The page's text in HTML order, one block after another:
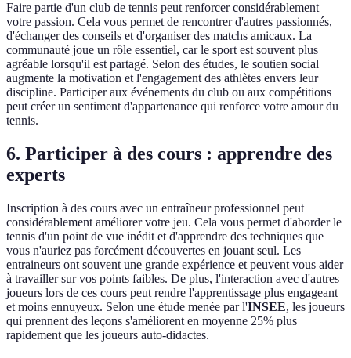
Faire partie d'un club de tennis peut renforcer considérablement
votre passion. Cela vous permet de rencontrer d'autres passionnés,
d'échanger des conseils et d'organiser des matchs amicaux. La
communauté joue un rôle essentiel, car le sport est souvent plus
agréable lorsqu'il est partagé. Selon des études, le soutien social
augmente la motivation et l'engagement des athlètes envers leur
discipline. Participer aux événements du club ou aux compétitions
peut créer un sentiment d'appartenance qui renforce votre amour du
tennis.
6. Participer à des cours : apprendre des
experts
Inscription à des cours avec un entraîneur professionnel peut
considérablement améliorer votre jeu. Cela vous permet d'aborder le
tennis d'un point de vue inédit et d'apprendre des techniques que
vous n'auriez pas forcément découvertes en jouant seul. Les
entraineurs ont souvent une grande expérience et peuvent vous aider
à travailler sur vos points faibles. De plus, l'interaction avec d'autres
joueurs lors de ces cours peut rendre l'apprentissage plus engageant
et moins ennuyeux. Selon une étude menée par l'INSEE, les joueurs
qui prennent des leçons s'améliorent en moyenne 25% plus
rapidement que les joueurs auto-didactes.